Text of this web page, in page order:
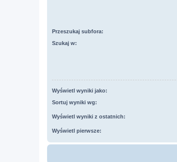
Przeszukaj subfora:
Szukaj w:
Wyświetl wyniki jako:
Sortuj wyniki wg:
Wyświetl wyniki z ostatnich:
Wyświetl pierwsze: